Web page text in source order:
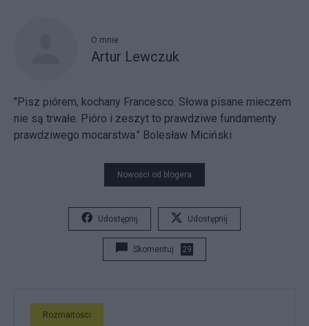
O mnie
Artur Lewczuk
"Pisz piórem, kochany Francesco. Słowa pisane mieczem
nie są trwałe. Pióro i zeszyt to prawdziwe fundamenty
prawdziwego mocarstwa." Bolesław Miciński
Nowości od blogera
Udostępnij Udostępnij
Skomentuj 29
Rozmaitości